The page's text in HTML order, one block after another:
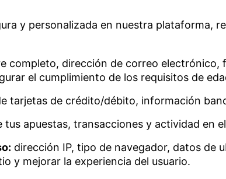
y personalizada en nuestra plataforma,
completo, dirección de correo
el cumplimiento de los requisitos de
tarjetas de crédito/débito, información
tus apuestas, transacciones y actividad en
dirección IP, tipo de navegador, datos de
y mejorar la experiencia del usuario.